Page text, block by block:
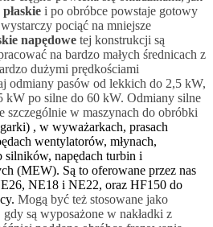
i po obróbce powstaje gotowy
pociąć na mniejsze
napędowe tej konstrukcji są
na bardzo małych średnicach z
dużymi prędkościami
odmiany pasów od lekkich do 2,5 kW,
kW po silne do 60 kW. Odmiany silne
szczególnie w maszynach do obróbki
, w wyważarkach, prasach
wentylatorów, młynach,
silników, napędach turbin i
(MEW). Są to oferowane przez nas
NE18 i NE22, oraz HF150 do
Mogą być też stosowane jako
gdy są wyposażone w nakładki z